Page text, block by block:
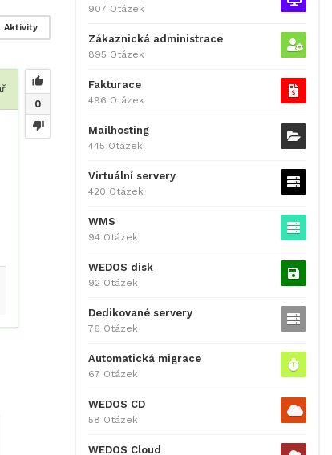
Aktivity
0
907 Otázek
Zákaznická administrace
895 Otázek
Fakturace
496 Otázek
Mailhosting
445 Otázek
Virtuální servery
420 Otázek
WMS
94 Otázek
WEDOS disk
92 Otázek
Dedikované servery
76 Otázek
Automatická migrace
67 Otázek
WEDOS CD
58 Otázek
WEDOS Cloud